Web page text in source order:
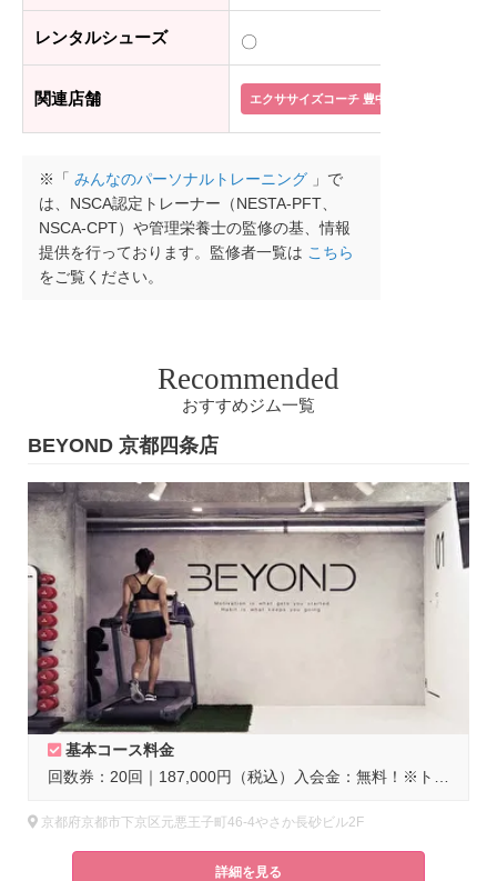
レンタルシューズ 〇
関連店舗 エクササイズコーチ 豊中店
※「 みんなのパーソナルトレーニング 」で
は、NSCA認定トレーナー（NESTA-PFT、
NSCA-CPT）や管理栄養士の監修の基、情報
提供を行っております。監修者一覧は こちら
をご覧ください。
Recommended
おすすめジム一覧
BEYOND 京都四条店
基本コース料金
京都府京都市下京区元悪王子町46-4やさか長砂ビル2F
詳細を見る